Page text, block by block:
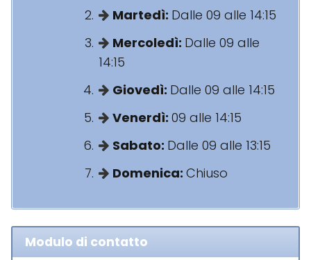
Martedì: Dalle 09 alle 14:15
Mercoledì: Dalle 09 alle
14:15
Giovedì: Dalle 09 alle 14:15
Venerdì: 09 alle 14:15
Sabato: Dalle 09 alle 13:15
Domenica: Chiuso
Modulo di contatto